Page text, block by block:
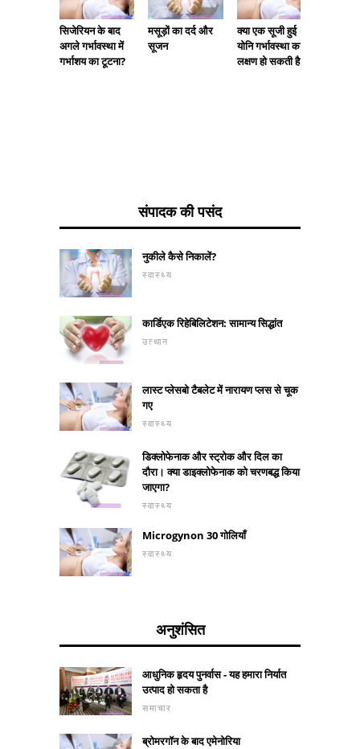
सिजेरियन के बाद
अगले गर्भावस्था में
गर्भाशय का टूटना?
मसूड़ों का दर्द और
सूजन
क्या एक सूजी हुई
योनि गर्भावस्था का
लक्षण हो सकती है?
संपादक की पसंद
नुकीले कैसे निकालें?
स्वास्थ्य
कार्डिएक रिहेबिलिटेशन: सामान्य सिद्धांत
उत्थान
लास्ट प्लेसबो टैबलेट में नारायण प्लस से चूक
गए
स्वास्थ्य
डिक्लोफेनाक और स्ट्रोक और दिल का
दौरा। क्या डाइक्लोफेनाक को चरणबद्ध किया
जाएगा?
स्वास्थ्य
Microgynon 30 गोलियाँ
स्वास्थ्य
अनुशंसित
आधुनिक हृदय पुनर्वास - यह हमारा निर्यात
उत्पाद हो सकता है
समाचार
ब्रोमरगॉन के बाद एमेनोरिया